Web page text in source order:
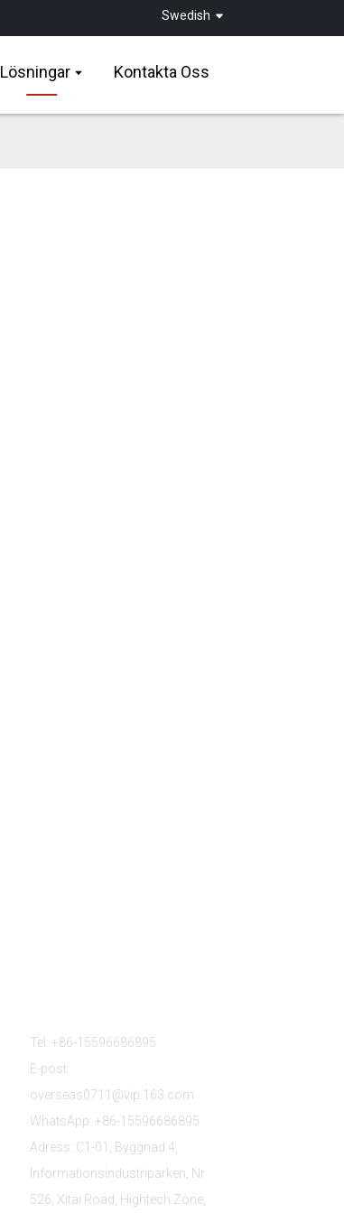
Swedish
Lösningar Kontakta Oss
Tel: +86-15596686895
E-post:
overseas0711@vip.163.com
WhatsApp: +86-15596686895
Adress: C1-01, Byggnad 4,
Informationsindustriparken, Nr
526, Xitai Road, Hightech Zone,